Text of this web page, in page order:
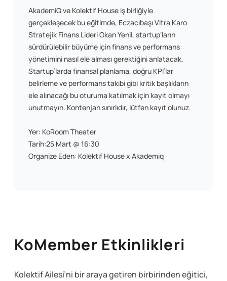
AkademiQ ve Kolektif House iş birliğiyle
gerçekleşecek bu eğitimde, Eczacıbaşı Vitra Karo
Stratejik Finans Lideri Okan Yenil, startup’ların
sürdürülebilir büyüme için finans ve performans
yönetimini nasıl ele alması gerektiğini anlatacak.
Startup’larda finansal planlama, doğru KPI’lar
belirleme ve performans takibi gibi kritik başlıkların
ele alınacağı bu oturuma katılmak için kayıt olmayı
unutmayın. Kontenjan sınırlıdır, lütfen kayıt olunuz.
Yer: KoRoom Theater
Tarih:25 Mart @ 16:30
Organize Eden: Kolektif House x Akademiq
KoMember Etkinlikleri
Kolektif Ailesi’ni bir araya getiren birbirinden eğitici,